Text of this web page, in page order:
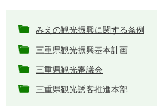
みえの観光振興に関する条例
三重県観光振興基本計画
三重県観光審議会
三重県観光誘客推進本部